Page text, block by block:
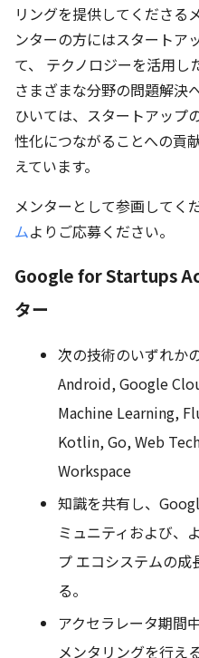
リングを提供してくださる
ンターの方にはスタートア
て、 テクノロジーを活用し
さまざまな分野の問題解決
ひいては、スタートアップ
性化につながることへの貢
えています。
メンターとして参画してく
ムよりご応募ください。
Google for Startups
ター
次の技術のいずれか
Android, Google
Machine Learning,
Kotlin, Go, Web
Workspace
知識を共有し、
ミュニティおよび、
プ エコシステムの
る。
アクセラレータ期間
メンタリングを行え